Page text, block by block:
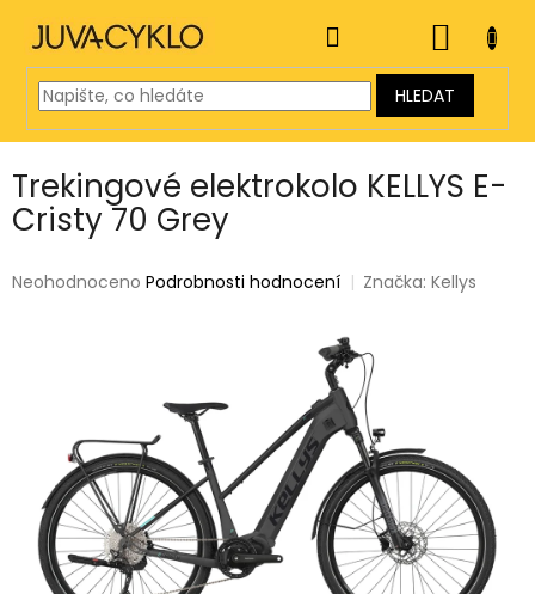
obsah
HLEDAT
KOŠÍK
Trekingové elektrokolo KELLYS E-
Cristy 70 Grey
Průměrné
hvězdiček.
Neohodnoceno Podrobnosti hodnocení Značka:Kellys